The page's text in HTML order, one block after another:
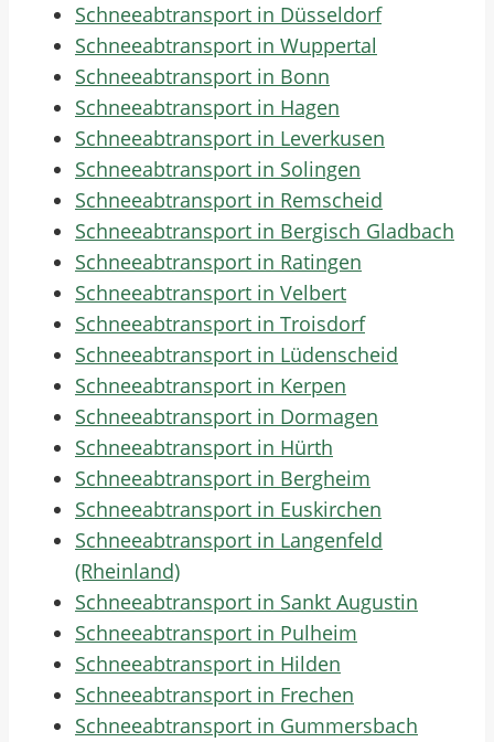
Schneeabtransport in Düsseldorf
Schneeabtransport in Wuppertal
Schneeabtransport in Bonn
Schneeabtransport in Hagen
Schneeabtransport in Leverkusen
Schneeabtransport in Solingen
Schneeabtransport in Remscheid
Schneeabtransport in Bergisch Gladbach
Schneeabtransport in Ratingen
Schneeabtransport in Velbert
Schneeabtransport in Troisdorf
Schneeabtransport in Lüdenscheid
Schneeabtransport in Kerpen
Schneeabtransport in Dormagen
Schneeabtransport in Hürth
Schneeabtransport in Bergheim
Schneeabtransport in Euskirchen
Schneeabtransport in Langenfeld
(Rheinland)
Schneeabtransport in Sankt Augustin
Schneeabtransport in Pulheim
Schneeabtransport in Hilden
Schneeabtransport in Frechen
Schneeabtransport in Gummersbach